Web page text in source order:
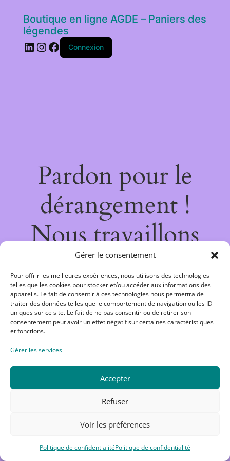
Gérer le consentement
Pour offrir les meilleures expériences, nous utilisons des technologies
telles que les cookies pour stocker et/ou accéder aux informations des
appareils. Le fait de consentir à ces technologies nous permettra de
traiter des données telles que le comportement de navigation ou les ID
uniques sur ce site. Le fait de ne pas consentir ou de retirer son
consentement peut avoir un effet négatif sur certaines caractéristiques
et fonctions.
Gérer les services
Accepter
Refuser
Voir les préférences
Politique de confidentialitéPolitique de confidentialité
Boutique en ligne AGDE – Paniers des
légendes
LinkedIn
Instagram
Facebook
Connexion
Pardon pour le
dérangement !
Nous travaillons
sur quelque chose
de fantastique –
revenez bientôt !